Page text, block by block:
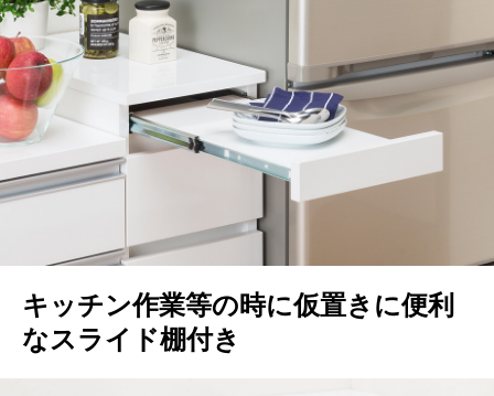
キッチン作業等の時に仮置きに便利
なスライド棚付き